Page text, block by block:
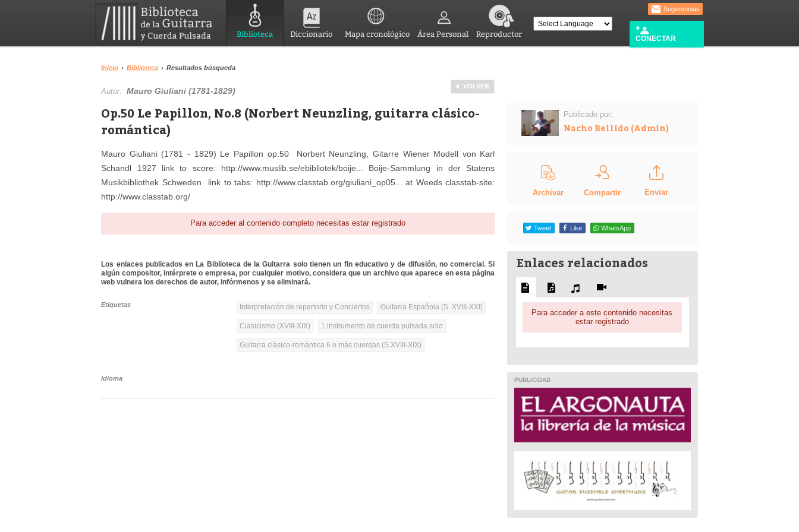
Biblioteca Diccionario Mapa cronológico Área Personal Reproductor
Sugerencias
CONECTAR
Inicio › Biblioteca › Resultados búsqueda
VOLVER
Autor:Mauro Giuliani (1781-1829)
Op.50 Le Papillon, No.8 (Norbert Neunzling, guitarra clásico-
romántica)
Mauro Giuliani (1781 - 1829) Le Papillon op.50 Norbert Neunzling, Gitarre Wiener Modell von Karl
Schandl 1927 link to score: http://www.muslib.se/ebibliotek/boije... Boije-Sammlung in der Statens
Musikbibliothek Schweden link to tabs: http://www.classtab.org/giuliani_op05... at Weeds classtab-site:
http://www.classtab.org/
Para acceder al contenido completo necesitas estar registrado
Los enlaces publicados en La Biblioteca de la Guitarra solo tienen un fin educativo y de difusión, no comercial. Si
algún compositor, intérprete o empresa, por cualquier motivo, considera que un archivo que aparece en esta página
web vulnera los derechos de autor, infórmenos y se eliminará.
Etiquetas Interpretación de repertorio y Conciertos Guitarra Española (S. XVIII-XXI)
Clasicismo (XVIII-XIX) 1 instrumento de cuerda pulsada solo
Guitarra clásico-romántica 6 o más cuerdas (S.XVIII-XIX)
Idioma
Publicado por:
Nacho Bellido (Admin)
Archivar Compartir Enviar
Tweet Like WhatsApp
Enlaces relacionados
Para acceder a este contenido necesitas
estar registrado
PUBLICIDAD